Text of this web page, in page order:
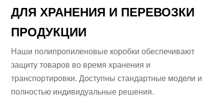
ДЛЯ ХРАНЕНИЯ И ПЕРЕВОЗКИ
ПРОДУКЦИИ
Наши полипропиленовые коробки обеспечивают
защиту товаров во время хранения и
транспортировки. Доступны стандартные модели и
полностью индивидуальные решения.